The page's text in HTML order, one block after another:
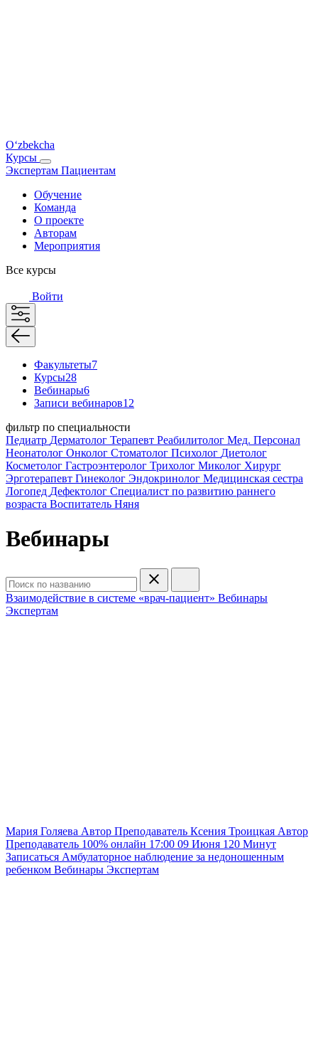
O‘zbekcha
Курсы
Экспертам Пациентам
Обучение
Команда
О проекте
Авторам
Мероприятия
Все курсы
Войти
Факультеты7
Курсы28
Вебинары6
Записи вебинаров12
фильтр по специальности
Педиатр Дерматолог Терапевт Реабилитолог Мед. Персонал
Неонатолог Онколог Стоматолог Психолог Диетолог
Косметолог Гастроэнтеролог Трихолог Миколог Хирург
Эрготерапевт Гинеколог Эндокринолог Медицинская сестра
Логопед Дефектолог Специалист по развитию раннего
возраста Воспитатель Няня
Вебинары
Взаимодействие в системе «врач-пациент» Вебинары
Экспертам
Мария Голяева Автор Преподаватель Ксения Троицкая Автор
Преподаватель 100% онлайн 17:00 09 Июня 120 Минут
Записаться Амбулаторное наблюдение за недоношенным
ребенком Вебинары Экспертам